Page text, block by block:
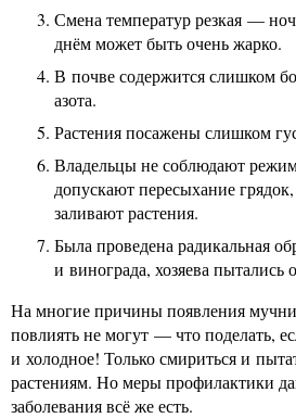
Смена температур резкая —
днём может быть очень жарко.
В почве содержится слишком
азота.
Растения посажены слишком
Владельцы не соблюдают
допускают пересыхание
заливают растения.
Была проведена радикальная
и винограда, хозяева пытались
На многие причины появления
повлиять не могут — что поделать,
и холодное! Только смириться и
растениям. Но меры профилактики
заболевания всё же есть.